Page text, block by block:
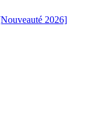
2026]